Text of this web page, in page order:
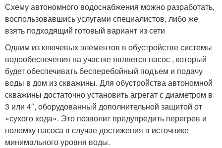
Схему автономного водоснабжения можно разработать,
воспользовавшись услугами специалистов, либо же
взять подходящий готовый вариант из сети
Одним из ключевых элементов в обустройстве системы
водообеспечения на участке является насос , который
будет обеспечивать бесперебойный подъем и подачу
воды в дом из скважины. Для обустройства автономной
скважины достаточно установить агрегат с диаметром в
3 или 4″, оборудованный дополнительной защитой от
«сухого хода». Это позволит предупредить перегрев и
поломку насоса в случае достижения в источнике
минимального уровня воды.